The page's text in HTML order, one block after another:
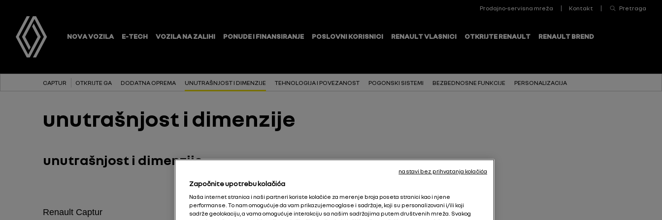
CAPTUR OTKRIJTE GA DODATNA OPREMA UNUTRAŠNJOST I DIMENZIJE TEHNOLOGIJA I POVEZANOST POGONSKI SISTEMI BEZBEDNOSNE FUNKCIJE PERSONALIZACIJA
unutrašnjost i dimenzije
unutrašnjost i dimenzije
Renault Captur
Započnite upotrebu kolačića
Naša internet stranica i naši partneri koriste kolačiće za merenje broja poseta stranici kao i njene
performanse. To nam omogućuje da vam prikazujemo oglase i sadržaje, koji su personalizovani i/ili koji
sadrže geolokaciju, a vama omogućuje interakciju sa našim sadržajima putem društvenih mreža. Svakog
nastavi bez prihvatanja kolačića